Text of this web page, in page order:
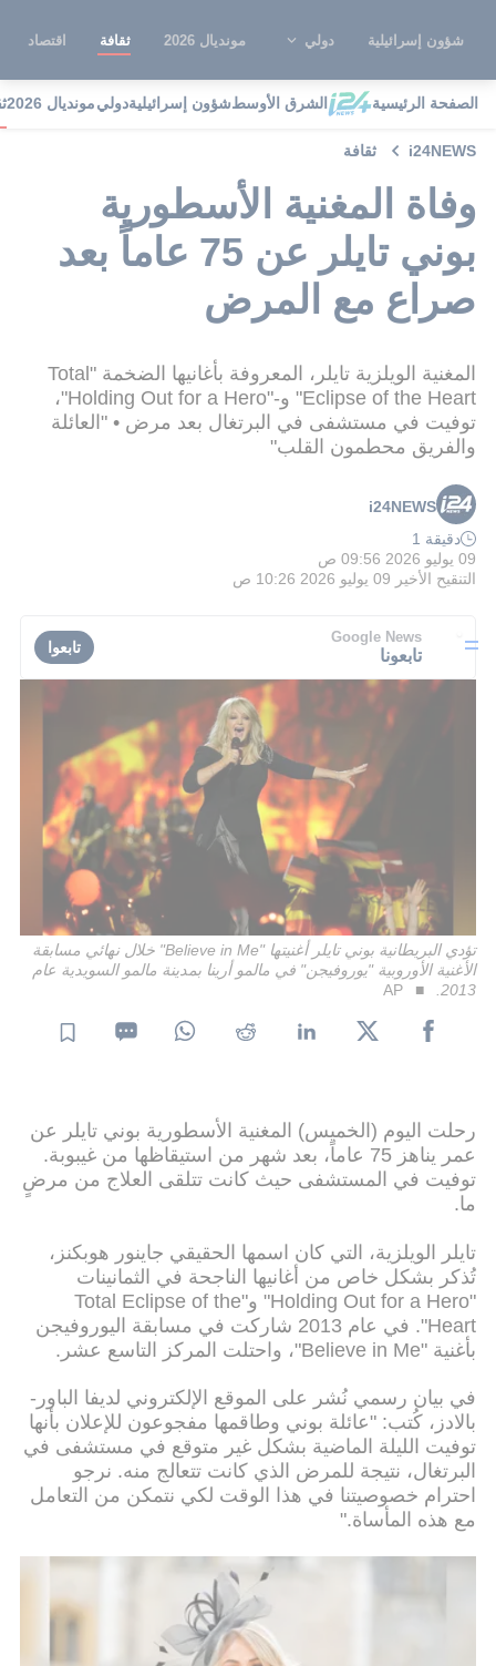
شؤون إسرائيلية دولي مونديال 2026 ثقافة اقتصاد
الصفحة الرئيسية الشرق الأوسطشؤون إسرائيليةدوليمونديال 2026
i24NEWS ثقافة
وفاة المغنية الأسطورية
بوني تايلر عن 75 عاماً بعد
صراع مع المرض
المغنية الويلزية تايلر، المعروفة بأغانيها الضخمة "Total
Eclipse of the Heart" و-"Holding Out for a Hero"،
توفيت في مستشفى في البرتغال بعد مرض • "العائلة
والفريق محطمون القلب"
i24NEWS
دقيقة 1
09 يوليو 2026 09:56 ص
التنقيح الأخير 09 يوليو 2026 10:26 ص
Google News
تابعونا تابعوا
تؤدي البريطانية بوني تايلر أغنيتها "Believe in Me" خلال نهائي مسابقة
الأغنية الأوروبية "يوروفيجن" في مالمو أرينا بمدينة مالمو السويدية عام
2013.
AP
رحلت اليوم (الخميس) المغنية الأسطورية بوني تايلر عن
عمر يناهز 75 عاماً، بعد شهر من استيقاظها من غيبوبة.
توفيت في المستشفى حيث كانت تتلقى العلاج من مرضٍ
ما.
تايلر الويلزية، التي كان اسمها الحقيقي جاينور هوبكنز،
تُذكر بشكل خاص من أغانيها الناجحة في الثمانينات
"Holding Out for a Hero" و"Total Eclipse of the
Heart". في عام 2013 شاركت في مسابقة اليوروفيجن
بأغنية "Believe in Me"، واحتلت المركز التاسع عشر.
في بيان رسمي نُشر على الموقع الإلكتروني لديفا الباور-
بالادز، كُتب: "عائلة بوني وطاقمها مفجوعون للإعلان بأنها
توفيت الليلة الماضية بشكل غير متوقع في مستشفى في
البرتغال، نتيجة للمرض الذي كانت تتعالج منه. نرجو
احترام خصوصيتنا في هذا الوقت لكي نتمكن من التعامل
مع هذه المأساة."